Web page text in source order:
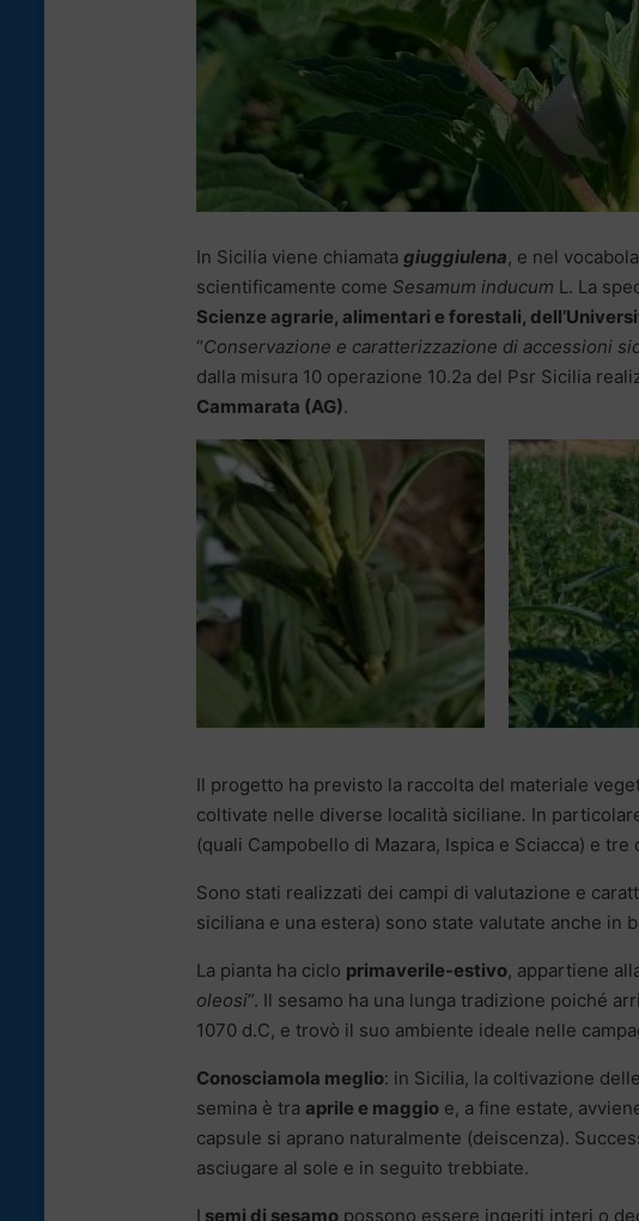
In Sicilia viene chiamata giuggiulena, e nel
scientificamente come Sesamum inducum L. La
Scienze agrarie, alimentari e forestali,
“Conservazione e caratterizzazione di accessioni
dalla misura 10 operazione 10.2a del Psr Sicilia
Cammarata (AG).
Il progetto ha previsto la raccolta del materiale
coltivate nelle diverse località siciliane. In
(quali Campobello di Mazara, Ispica e Sciacca) e
Sono stati realizzati dei campi di valutazione e
siciliana e una estera) sono state valutate anche in
La pianta ha ciclo primaverile-estivo, appartiene
oleosi”. Il sesamo ha una lunga tradizione poiché
1070 d.C, e trovò il suo ambiente ideale nelle
Conosciamola meglio: in Sicilia, la coltivazione delle
semina è tra aprile e maggio e, a fine estate,
capsule si aprano naturalmente (deiscenza).
asciugare al sole e in seguito trebbiate.
I semi di sesamo possono essere ingeriti interi o